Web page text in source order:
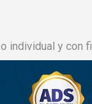
individual y con